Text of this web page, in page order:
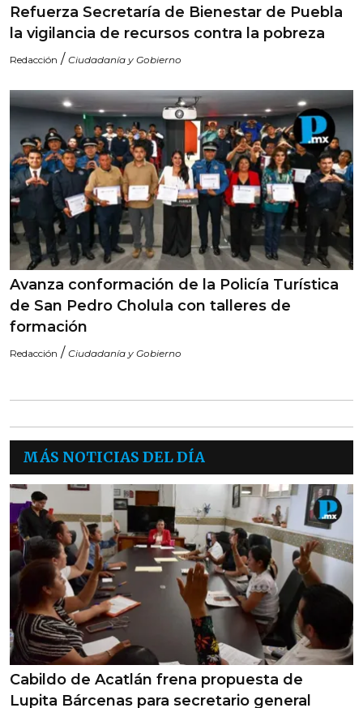
Refuerza Secretaría de Bienestar de Puebla
la vigilancia de recursos contra la pobreza
Redacción / Ciudadanía y Gobierno
Avanza conformación de la Policía Turística
de San Pedro Cholula con talleres de
formación
Redacción / Ciudadanía y Gobierno
MÁS NOTICIAS DEL DÍA
Cabildo de Acatlán frena propuesta de
Lupita Bárcenas para secretario general